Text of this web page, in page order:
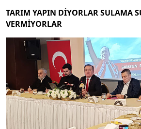
TARIM YAPIN DİYORLAR SULAMA
VERMİYORLAR